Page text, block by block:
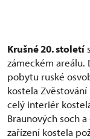
Krušné 20. století
zámeckém areálu.
pobytu ruské
kostela
celý interiér
Braunových soch
zařízení kostela